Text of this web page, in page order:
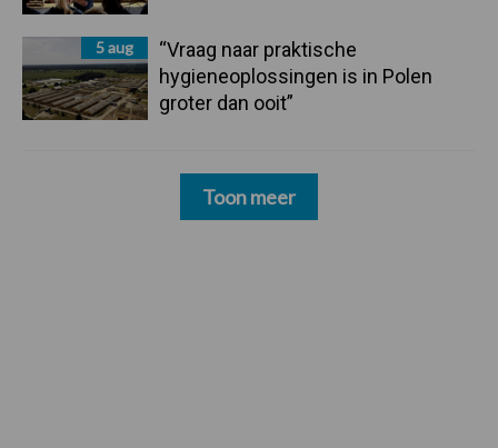
5 aug
“Vraag naar praktische
hygieneoplossingen is in Polen
groter dan ooit”
Toon meer